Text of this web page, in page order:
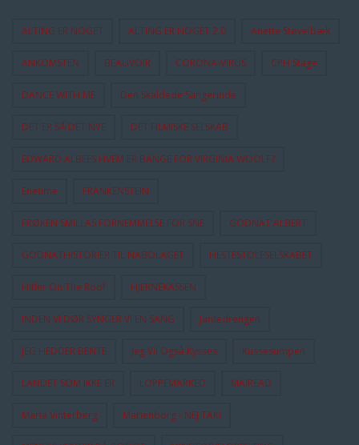
ALTING ER NOGET ALTING ER NOGET 2.0 Anette Støvelbæk
ANKOMSTEN BEAUVOIR CORONA-VIRUS CPH Stage
DANCE WITH ME Den Skaldede Sangerinde
DET ER SÅ DET NYE DET FILMISKE SELSKAB
EDWARD ALBEES HVEM ER BANGE FOR VIRGINIA WOOLF?
Enetime FRANKENSTEIN
FRØKEN SMILLAS FORNEMMELSE FOR SNE GODNAT ALBERT
GODNATHISTORIER TIL NABOLAGET HESTESTOLESELSKABET
Hitler On The Roof HJERNEKASSEN
INDEN VI DØR SYNGER VI EN SANG Jantedrengen
JEG HEDDER BENTE Jeg Vil Også Kysses Kussesumpen
LANDET SOM IKKE ER LOPPEMARKED MAIREAD
Maria Vinterberg Marienborg - NEJ TAK!